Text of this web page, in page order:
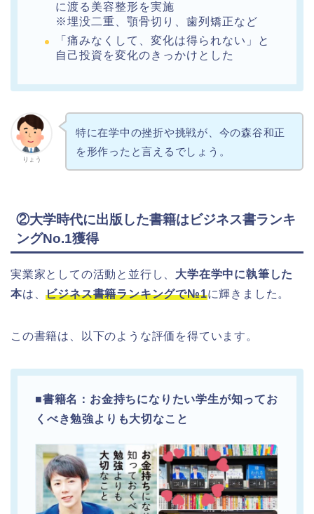
に渡る美容整形を実施
※埋没二重、顎骨切り、歯列矯正など
「痛みなくして、変化は得られない」と
自己投資を変化のきっかけとした
りょう
特に在学中の挫折や挑戦が、今の森谷和正
を形作ったと言えるでしょう。
②大学時代に出版した書籍はビジネス書ランキ
ングNo.1獲得
実業家としての活動と並行し、 大学在学中に執筆した
本は、ビジネス書籍ランキングで№1に輝きました。
この書籍は、以下のような評価を得ています。
■書籍名：お金持ちになりたい学生が知ってお
くべき勉強よりも大切なこと